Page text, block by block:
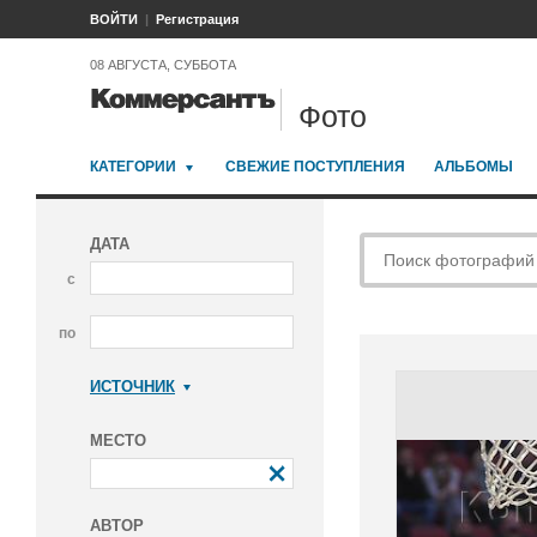
ВОЙТИ Регистрация
08 АВГУСТА, СУББОТА
Фото
КАТЕГОРИИ СВЕЖИЕ ПОСТУПЛЕНИЯ АЛЬБОМЫ
ДАТА
с
по
ИСТОЧНИК
МЕСТО
АВТОР